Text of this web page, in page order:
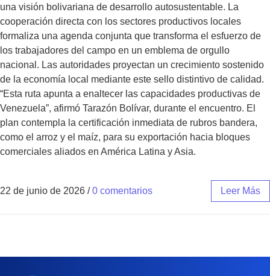
una visión bolivariana de desarrollo autosustentable. La
cooperación directa con los sectores productivos locales
formaliza una agenda conjunta que transforma el esfuerzo de
los trabajadores del campo en un emblema de orgullo
nacional. Las autoridades proyectan un crecimiento sostenido
de la economía local mediante este sello distintivo de calidad.
“Esta ruta apunta a enaltecer las capacidades productivas de
Venezuela”, afirmó Tarazón Bolívar, durante el encuentro. El
plan contempla la certificación inmediata de rubros bandera,
como el arroz y el maíz, para su exportación hacia bloques
comerciales aliados en América Latina y Asia.
22 de junio de 2026 / 0 comentarios Leer Más